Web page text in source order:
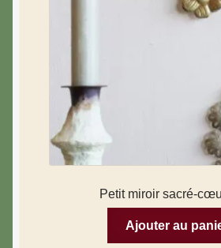
Petit miroir sacré-
Ajouter au